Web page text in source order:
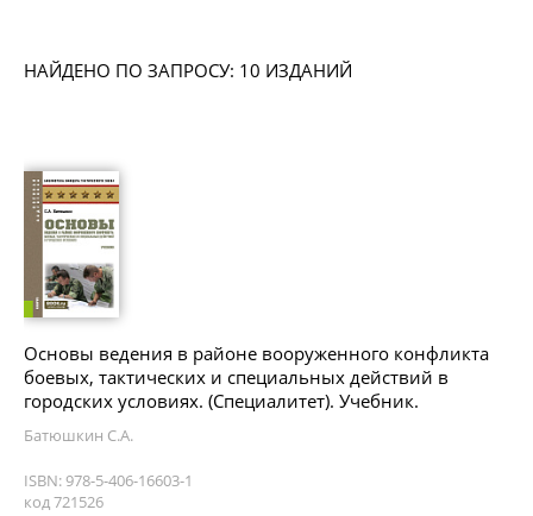
НАЙДЕНО ПО ЗАПРОСУ: 10 ИЗДАНИЙ
Основы ведения в районе вооруженного конфликта
боевых, тактических и специальных действий в
городских условиях. (Специалитет). Учебник.
Батюшкин С.А.
ISBN: 978-5-406-16603-1
код 721526